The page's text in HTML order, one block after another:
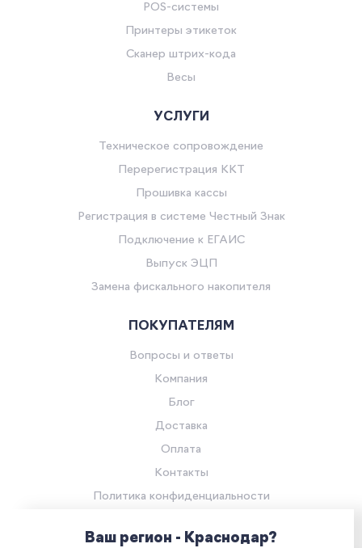
POS-системы
Принтеры этикеток
Сканер штрих-кода
Весы
УСЛУГИ
Техническое сопровождение
Перерегистрация ККТ
Прошивка кассы
Регистрация в системе Честный Знак
Подключение к ЕГАИС
Выпуск ЭЦП
Замена фискального накопителя
ПОКУПАТЕЛЯМ
Вопросы и ответы
Компания
Блог
Доставка
Оплата
Контакты
Политика конфиденциальности
Ваш регион - Краснодар?